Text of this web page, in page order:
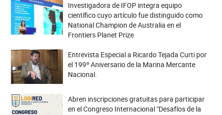
Investigadora de IFOP integra equipo
científico cuyo artículo fue distinguido como
National Champion de Australia en el
Frontiers Planet Prize
Entrevista Especial a Ricardo Tejada Curti por
el 199º Aniversario de la Marina Mercante
Nacional.
Abren inscripciones gratuitas para participar
en el Congreso Internacional "Desafíos de la